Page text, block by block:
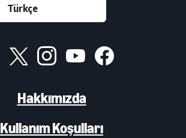
Hakkımızda
Kullanım Koşulları